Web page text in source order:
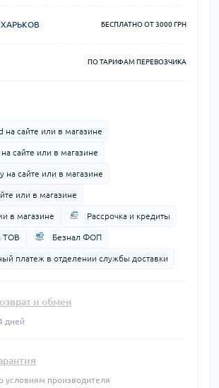
БЕСПЛАТНО ОТ 3000 ГРН
ПО ТАРИФАМ ПЕРЕВОЗЧИКА
на сайте или в магазине
сайте или в магазине
на сайте или в магазине
или в магазине
в магазине Рассрочка и кредиты
ТОВ Безнал ФОП
платеж в отделении службы доставки
и обмен
дней
условиям производителя